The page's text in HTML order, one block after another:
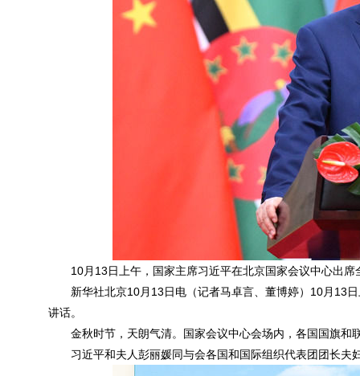
10月13日上午，国家主席习近平在北京国家会议中心出
新华社北京10月13日电（记者马卓言、董博婷）10月13
讲话。
金秋时节，天朗气清。国家会议中心会场内，各国国旗和
习近平和夫人彭丽媛同与会各国和国际组织代表团团长夫